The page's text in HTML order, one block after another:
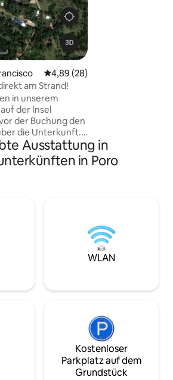
Durchschnittliche Bewertung:
4,89 (28)
am Strand!
in unserem
der Insel
der Buchung den
die Unterkunft.
Annehmlichkeiten
um einen
zu
werden unser
die richtige
Rauschen der
Ausstattung in
in Poro
WLAN
Kostenloser
Parkplatz auf dem
Grundstück